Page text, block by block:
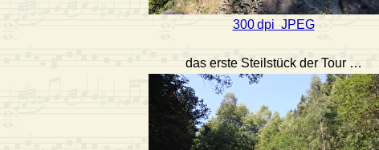
300 dpi JPEG
das erste Steilstück der Tour …